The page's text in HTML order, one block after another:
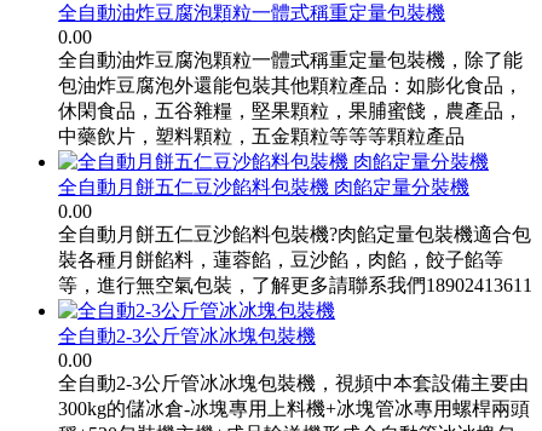
全自動油炸豆腐泡顆粒一體式稱重定量包裝機
0.00
全自動油炸豆腐泡顆粒一體式稱重定量包裝機，除了能
包油炸豆腐泡外還能包裝其他顆粒產品：如膨化食品，
休閑食品，五谷雜糧，堅果顆粒，果脯蜜餞，農產品，
中藥飲片，塑料顆粒，五金顆粒等等等顆粒產品
全自動月餅五仁豆沙餡料包裝機 肉餡定量分裝機
0.00
全自動月餅五仁豆沙餡料包裝機?肉餡定量包裝機適合包
裝各種月餅餡料，蓮蓉餡，豆沙餡，肉餡，餃子餡等
等，進行無空氣包裝，了解更多請聯系我們18902413611
全自動2-3公斤管冰冰塊包裝機
0.00
全自動2-3公斤管冰冰塊包裝機，視頻中本套設備主要由
300kg的儲冰倉-冰塊專用上料機+冰塊管冰專用螺桿兩頭